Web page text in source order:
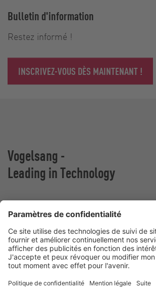
Bulletin d'information
Restez informé !
INSCRIVEZ-VOUS DÈS MAINTENANT !
Vogelsang -
Leading in Technology
Vogelsang France
Z.A. De Fontgrave
26740 Montboucher sur Jabron
France